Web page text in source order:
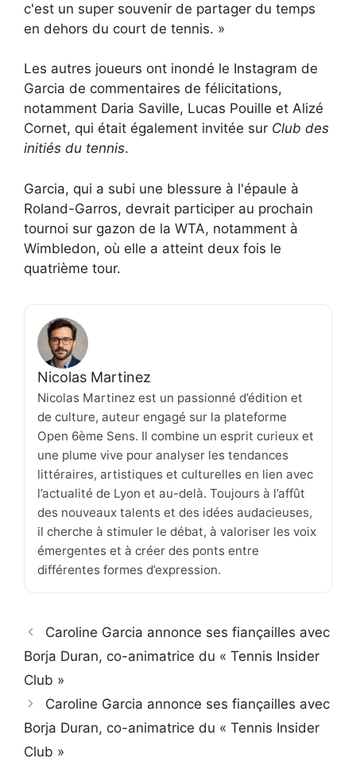
c'est un super souvenir de partager du temps
en dehors du court de tennis. »
Les autres joueurs ont inondé le Instagram de
Garcia de commentaires de félicitations,
notamment Daria Saville, Lucas Pouille et Alizé
Cornet, qui était également invitée sur Club des
initiés du tennis.
Garcia, qui a subi une blessure à l'épaule à
Roland-Garros, devrait participer au prochain
tournoi sur gazon de la WTA, notamment à
Wimbledon, où elle a atteint deux fois le
quatrième tour.
Nicolas Martinez
Nicolas Martinez est un passionné d’édition et
de culture, auteur engagé sur la plateforme
Open 6ème Sens. Il combine un esprit curieux et
une plume vive pour analyser les tendances
littéraires, artistiques et culturelles en lien avec
l’actualité de Lyon et au-delà. Toujours à l’affût
des nouveaux talents et des idées audacieuses,
il cherche à stimuler le débat, à valoriser les voix
émergentes et à créer des ponts entre
différentes formes d’expression.
Caroline Garcia annonce ses fiançailles avec
Borja Duran, co-animatrice du « Tennis Insider
Club »
Caroline Garcia annonce ses fiançailles avec
Borja Duran, co-animatrice du « Tennis Insider
Club »